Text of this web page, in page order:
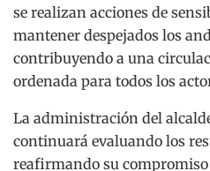
se realizan acciones de
mantener despejados los
contribuyendo a una
ordenada para todos los
La administración del
continuará evaluando los
reafirmando su compromiso